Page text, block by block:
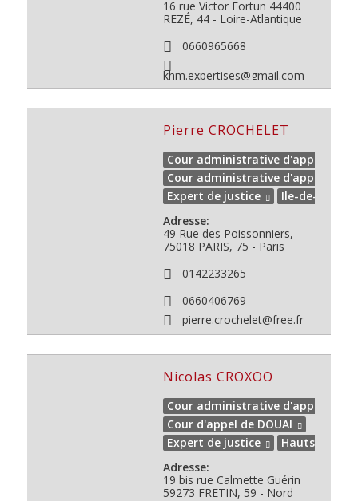
16 rue Victor Fortun 44400
REZÉ, 44 - Loire-Atlantique
0660965668
khm.expertises@gmail.com
Pierre CROCHELET
Cour administrative d'appel de
Cour administrative d'appel de
Expert de justice
Ile-de-France
Adresse:
49 Rue des Poissonniers,
75018 PARIS, 75 - Paris
0142233265
0660406769
pierre.crochelet@free.fr
Nicolas CROXOO
Cour administrative d'appel de
Cour d'appel de DOUAI
Expert de justice
Hauts de
Adresse:
19 bis rue Calmette Guérin
59273 FRETIN, 59 - Nord